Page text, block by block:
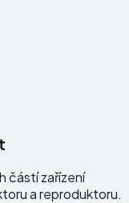
částí zařízení
a reproduktoru.